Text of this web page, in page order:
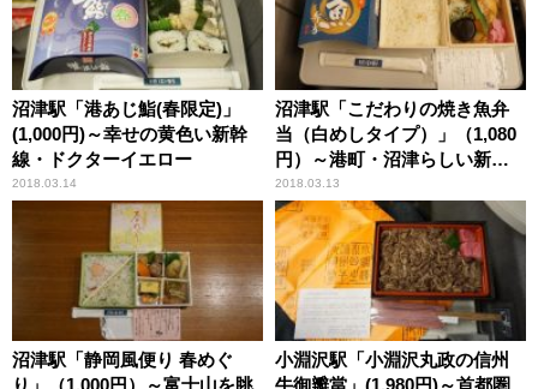
沼津駅「港あじ鮨(春限定)」
(1,000円)～幸せの黄色い新幹
線・ドクターイエロー
2018.03.14
沼津駅「こだわりの焼き魚弁
当（白めしタイプ）」（1,080
円）～港町・沼津らしい新作
の魚駅弁！
2018.03.13
沼津駅「静岡風便り 春めぐ
り」（1,000円）～富士山を眺
小淵沢駅「小淵沢丸政の信州
牛御瓣當」(1,980円)～首都圏